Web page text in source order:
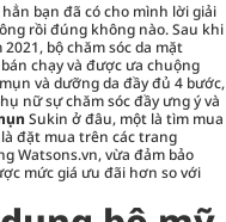
bạn đã có cho mình lời giải
rồi đúng không nào. Sau khi
bộ chăm sóc da mặt
chạy và được ưa chuộng
và dưỡng da đầy đủ 4 bước,
nữ sự chăm sóc đầy ưng ý và
Sukin ở đâu, một là tìm mua
đặt mua trên các trang
Watsons.vn, vừa đảm bảo
mức giá ưu đãi hơn so với